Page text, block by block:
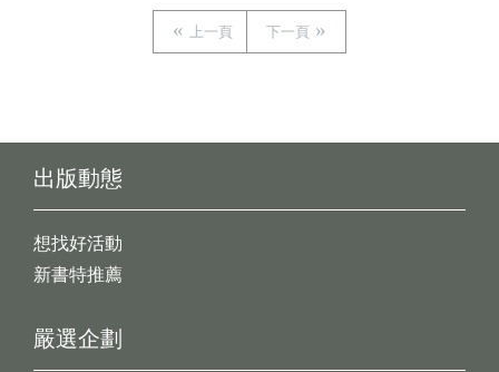
上一頁 下一頁
出版動態
想找好活動
新書特推薦
嚴選企劃